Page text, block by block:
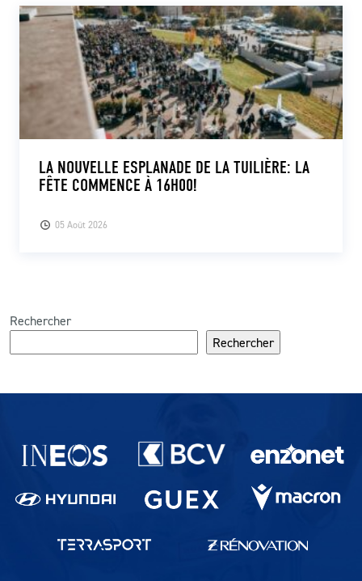
05 Août 2026
LA NOUVELLE ESPLANADE DE LA TUILIÈRE: LA
FÊTE COMMENCE À 16H00!
Rechercher
Rechercher
Partenaires du lausanne-Sport